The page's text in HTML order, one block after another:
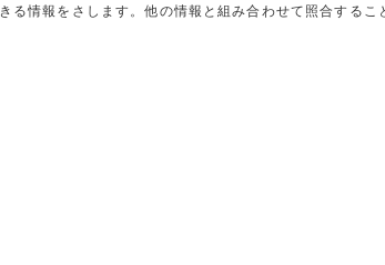
る情報をさします。他の情報と組み合わせて照合する